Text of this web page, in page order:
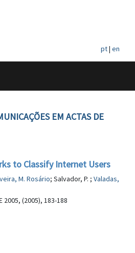
pt| en
EM ACTAS DE
to Classify Internet Users
M. Rosário; Salvador, P. ; Valadas,
2005, (2005), 183-188